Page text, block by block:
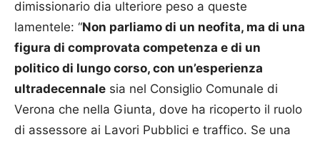
dimissionario dia ulteriore peso a queste
lamentele: “Non parliamo di un neofita, ma di una
figura di comprovata competenza e di un
politico di lungo corso, con un’esperienza
ultradecennale sia nel Consiglio Comunale di
Verona che nella Giunta, dove ha ricoperto il ruolo
di assessore ai Lavori Pubblici e traffico. Se una